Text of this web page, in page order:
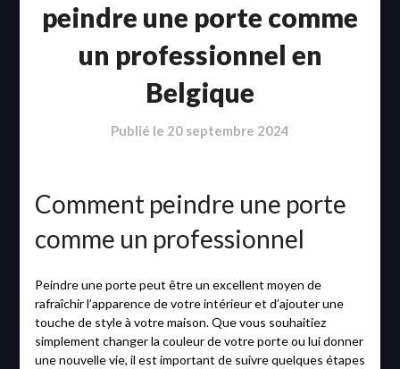
peindre une porte comme
un professionnel en
Belgique
Publié le 20 septembre 2024
Comment peindre une porte
comme un professionnel
Peindre une porte peut être un excellent moyen de
rafraîchir l’apparence de votre intérieur et d’ajouter une
touche de style à votre maison. Que vous souhaitiez
simplement changer la couleur de votre porte ou lui donner
une nouvelle vie, il est important de suivre quelques étapes